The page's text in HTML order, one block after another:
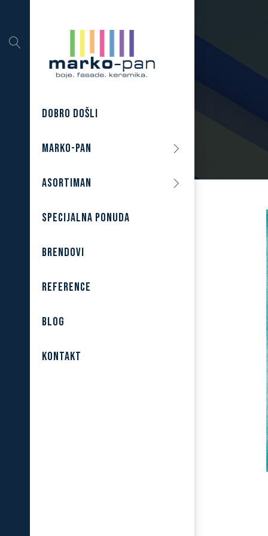
DOBRO DOŠLI
MARKO-PAN
ASORTIMAN
SPECIJALNA PONUDA
BRENDOVI
REFERENCE
BLOG
KONTAKT